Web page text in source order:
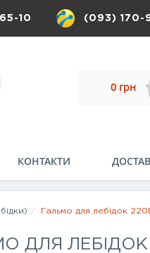
10 (093) 170-
0 грн
КОНТАКТИ
Гальмо для лебідок
ДЛЯ ЛЕБІДОК